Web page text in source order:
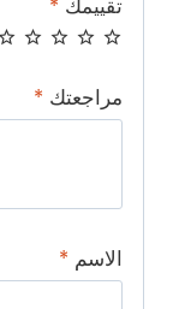
مراجعتك *
الاسم *